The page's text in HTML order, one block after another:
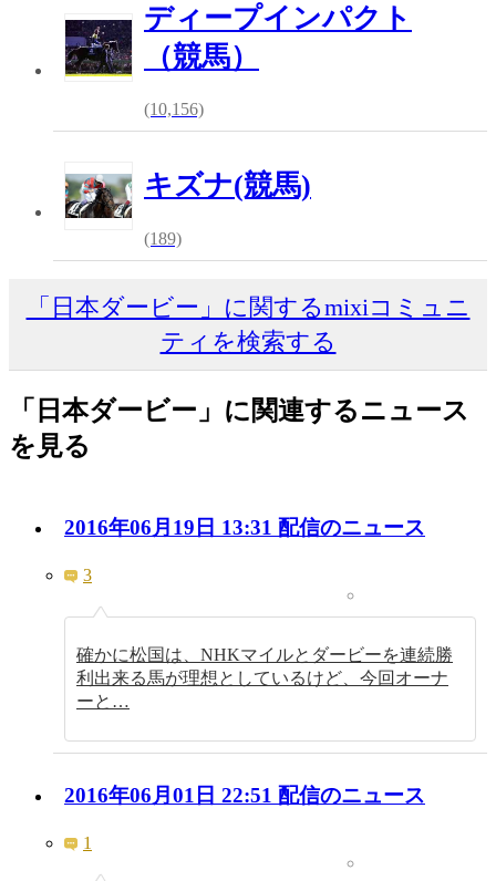
ディープインパクト
（競馬）
(10,156)
キズナ(競馬)
(189)
「日本ダービー」に関するmixiコミュニ
ティを検索する
「日本ダービー」に関連するニュース
を見る
2016年06月19日 13:31 配信のニュース
3
確かに松国は、NHKマイルとダービーを連続勝
利出来る馬が理想としているけど、今回オーナ
ーと…
2016年06月01日 22:51 配信のニュース
1